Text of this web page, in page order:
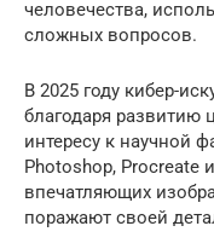
человечества,
сложных вопросов.
В 2025 году кибер-
благодаря развитию
интересу к научной
Photoshop, Procreate
впечатляющих
поражают своей